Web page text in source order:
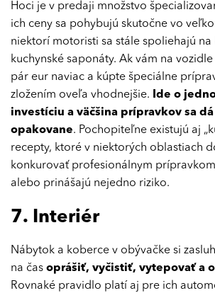
Hoci je v predaji množstvo
ich ceny sa pohybujú skutočne vo
niektorí motoristi sa stále spoliehajú na
kuchynské saponáty. Ak vám na
pár eur naviac a kúpte špeciálne
zložením oveľa vhodnejšie. Ide o
investíciu a väčšina prípravkov sa
opakovane. Pochopiteľne existujú aj
recepty, ktoré v niektorých oblastiach
konkurovať profesionálnym
alebo prinášajú nejedno riziko.
7. Interiér
Nábytok a koberce v obývačke si
na čas oprášiť, vyčistiť, vytepovať a
Rovnaké pravidlo platí aj pre ich